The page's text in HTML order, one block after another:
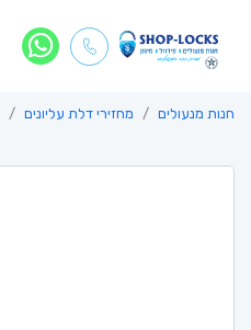
חנות מנעולים מחזירי דלת עליונים